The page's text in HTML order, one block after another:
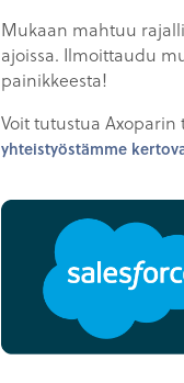
Mukaan mahtuu
ajoissa. Ilmoittaudu
painikkeesta!
Voit tutustua
yhteistyöstämme